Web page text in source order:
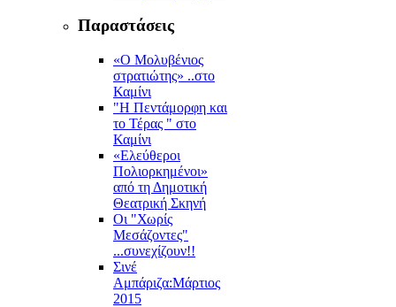
Παραστάσεις
«Ο Μολυβένιος
στρατιώτης» ..στο
Καμίνι
"Η Πεντάμορφη και
το Τέρας " στο
Καμίνι
«Ελεύθεροι
Πολιορκημένοι»
από τη Δημοτική
Θεατρική Σκηνή
Οι "Χωρίς
Μεσάζοντες"
...συνεχίζουν!!
Σινέ
Αμπάριζα:Mάρτιος
2015